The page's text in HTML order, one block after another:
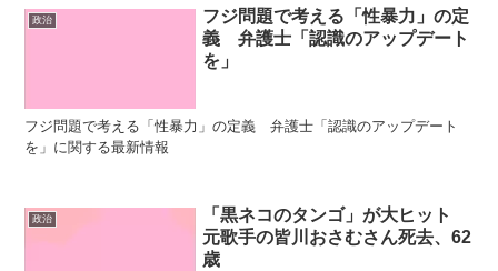
政治
フジ問題で考える「性暴力」の定
義 弁護士「認識のアップデート
を」
フジ問題で考える「性暴力」の定義 弁護士「認識のアップデート
を」に関する最新情報
政治
「黒ネコのタンゴ」が大ヒット
元歌手の皆川おさむさん死去、62
歳